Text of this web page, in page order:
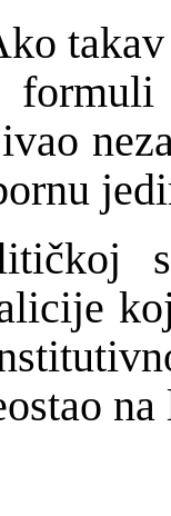
takav